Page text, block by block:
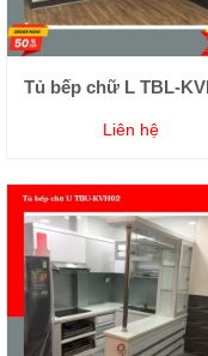
Tủ bếp chữ L TBL-
Liên hệ